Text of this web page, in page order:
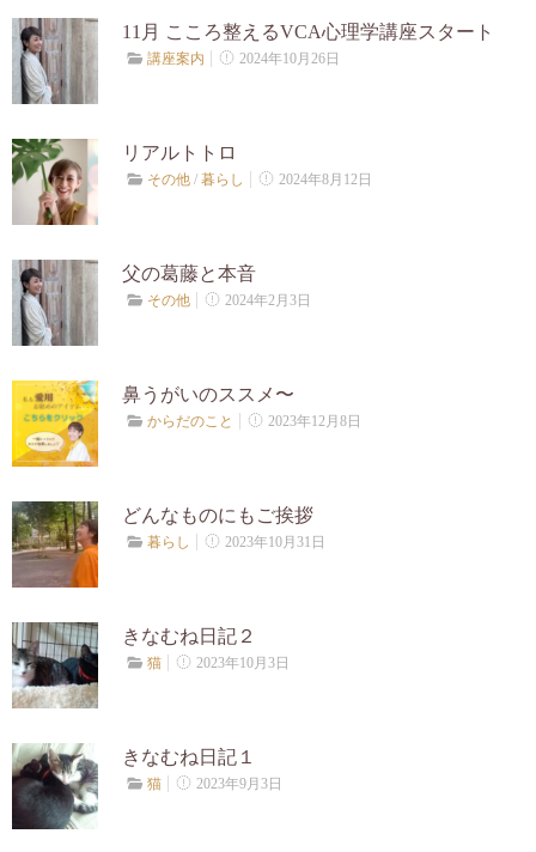
お客様の声
プロフィール
あざまゆきえからのお便り
お問合せ
11月 こころ整えるVCA心理学講座スタート
講座案内 2024年10月26日
リアルトトロ
その他 / 暮らし 2024年8月12日
父の葛藤と本音
その他 2024年2月3日
鼻うがいのススメ〜
からだのこと 2023年12月8日
どんなものにもご挨拶
暮らし 2023年10月31日
きなむね日記２
猫 2023年10月3日
きなむね日記１
猫 2023年9月3日